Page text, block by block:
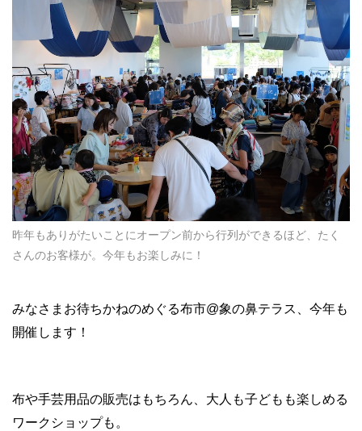
昨年もありがたいことにオープン前から行列ができるほど、たく
さんのお客様が。今年もお楽しみに！
みなさまお待ちかねのめぐる布市@象の鼻テラス、今年も
開催します！
布や手芸用品の販売はもちろん、大人も子どもも楽しめる
ワークショップも。